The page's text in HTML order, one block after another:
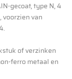
gecoat, type N, 4
voorzien van
of verzinken
ferro metaal en